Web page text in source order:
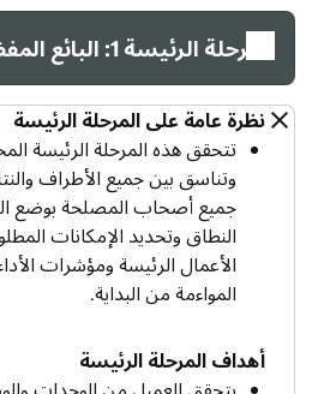
المرحلة الرئيسة 1: البائع المفضل
نظرة عامة على المرحلة الرئيسة
تتحقق هذه المرحلة الرئيسة
وتناسق بين جميع الأطراف
جميع أصحاب المصلحة بوضع
النطاق وتحديد الإمكانات
الأعمال الرئيسة ومؤشرات
المواءمة من البداية.
أهداف المرحلة الرئيسة
يتحقق العميل من الوحدات